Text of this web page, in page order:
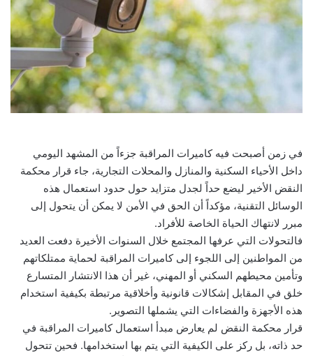
في زمن أصبحت فيه كاميرات المراقبة جزءاً من المشهد اليومي
داخل الأحياء السكنية والمنازل والمحلات التجارية، جاء قرار محكمة
النقض الأخير ليضع حداً لجدل متزايد حول حدود استعمال هذه
الوسائل التقنية، مؤكداً أن الحق في الأمن لا يمكن أن يتحول إلى
مبرر لانتهاك الحياة الخاصة للأفراد.
فالتحولات التي عرفها المجتمع خلال السنوات الأخيرة دفعت العديد
من المواطنين إلى اللجوء إلى كاميرات المراقبة لحماية ممتلكاتهم
وتأمين محيطهم السكني أو المهني، غير أن هذا الانتشار المتسارع
خلق في المقابل إشكالات قانونية وأخلاقية مرتبطة بكيفية استخدام
هذه الأجهزة والفضاءات التي يشملها التصوير.
قرار محكمة النقض لم يعارض مبدأ استعمال كاميرات المراقبة في
حد ذاته، بل ركز على الكيفية التي يتم بها استخدامها. فحين تتحول